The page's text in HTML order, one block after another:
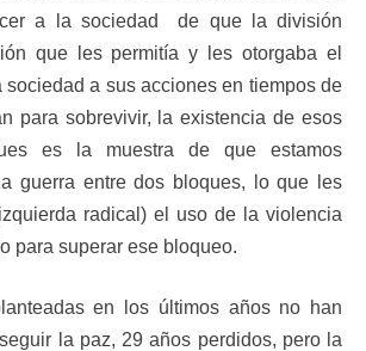
a la sociedad de que la división
que les permitía y les otorgaba el
sociedad a sus acciones en tiempos de
para sobrevivir, la existencia de esos
es la muestra de que estamos
guerra entre dos bloques, lo que les
radical) el uso de la violencia
para superar ese bloqueo.
en los últimos años no han
la paz, 29 años perdidos, pero la